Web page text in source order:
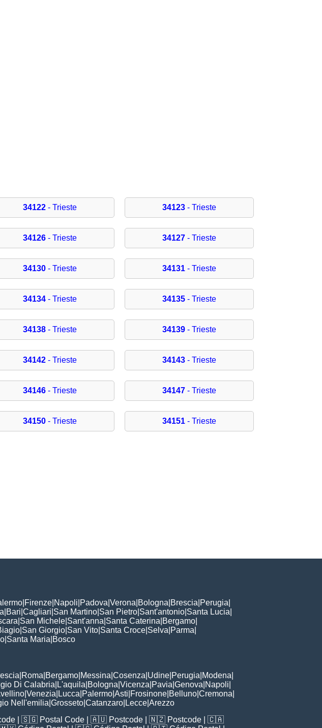
34122- Trieste 34123- Trieste
34126- Trieste 34127- Trieste
34130- Trieste 34131- Trieste
34134- Trieste 34135- Trieste
34138- Trieste 34139- Trieste
34142- Trieste 34143- Trieste
34146- Trieste 34147- Trieste
34150- Trieste 34151- Trieste
Firenze Napoli Padova Verona Bologna Brescia Perugia
Bari Cagliari San Martino San Pietro Sant'antonio Santa Lucia
San Michele Sant'anna Santa Caterina Bergamo
San Giorgio San Vito Santa Croce Selva Parma
Santa Maria Bosco
Roma Bergamo Messina Cosenza Udine Perugia Modena
Di Calabria L'aquila Bologna Vicenza Pavia Genova Napoli
Venezia Lucca Palermo Asti Frosinone Belluno Cremona
Nell'emilia Grosseto Catanzaro Lecce Arezzo
| 🇸🇬 Postal Code | 🇦🇺 Postcode | 🇳🇿 Postcode | 🇨🇦